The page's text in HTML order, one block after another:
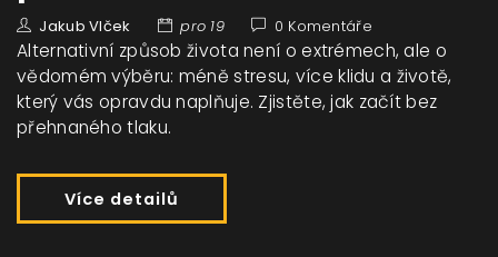
Jakub Vlček pro 19 0 Komentáře
Alternativní způsob života není o extrémech, ale o
vědomém výběru: méně stresu, více klidu a životě,
který vás opravdu naplňuje. Zjistěte, jak začít bez
přehnaného tlaku.
Více detailů